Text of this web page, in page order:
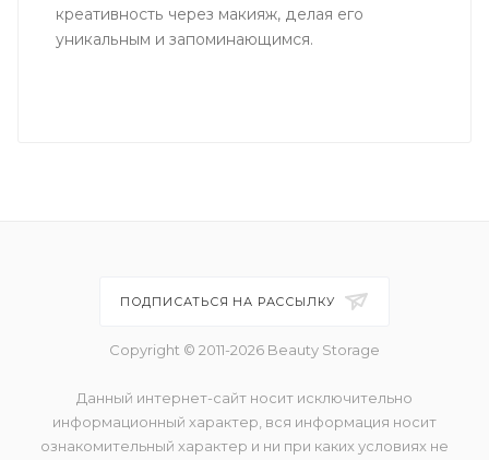
креативность через макияж, делая его
уникальным и запоминающимся.
ПОДПИСАТЬСЯ НА РАССЫЛКУ
Copyright © 2011-2026 Beauty Storage
Данный интернет-сайт носит исключительно
информационный характер, вся информация носит
ознакомительный характер и ни при каких условиях не